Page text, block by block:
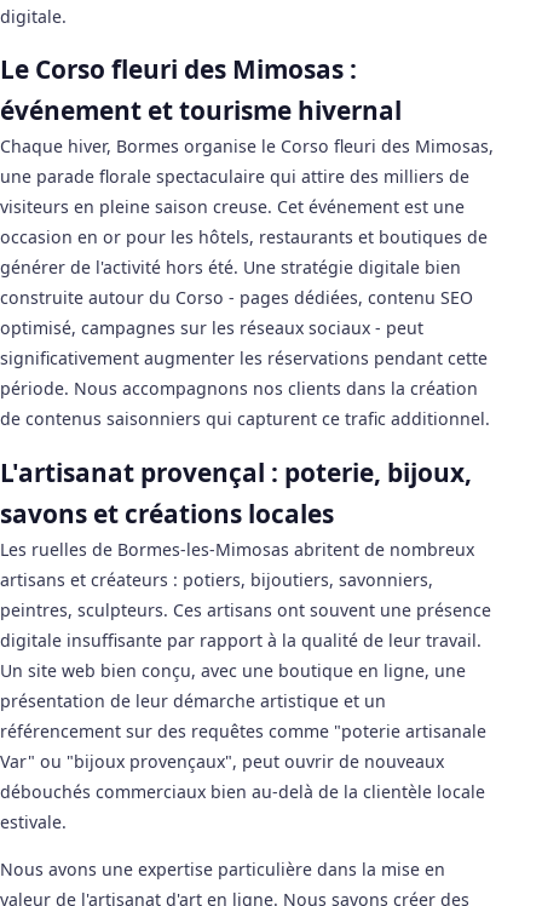
digitale.
Le Corso fleuri des Mimosas :
événement et tourisme hivernal
Chaque hiver, Bormes organise le Corso fleuri des Mimosas,
une parade florale spectaculaire qui attire des milliers de
visiteurs en pleine saison creuse. Cet événement est une
occasion en or pour les hôtels, restaurants et boutiques de
générer de l'activité hors été. Une stratégie digitale bien
construite autour du Corso - pages dédiées, contenu SEO
optimisé, campagnes sur les réseaux sociaux - peut
significativement augmenter les réservations pendant cette
période. Nous accompagnons nos clients dans la création
de contenus saisonniers qui capturent ce trafic additionnel.
L'artisanat provençal : poterie, bijoux,
savons et créations locales
Les ruelles de Bormes-les-Mimosas abritent de nombreux
artisans et créateurs : potiers, bijoutiers, savonniers,
peintres, sculpteurs. Ces artisans ont souvent une présence
digitale insuffisante par rapport à la qualité de leur travail.
Un site web bien conçu, avec une boutique en ligne, une
présentation de leur démarche artistique et un
référencement sur des requêtes comme "poterie artisanale
Var" ou "bijoux provençaux", peut ouvrir de nouveaux
débouchés commerciaux bien au-delà de la clientèle locale
estivale.
Nous avons une expertise particulière dans la mise en
valeur de l'artisanat d'art en ligne. Nous savons créer des